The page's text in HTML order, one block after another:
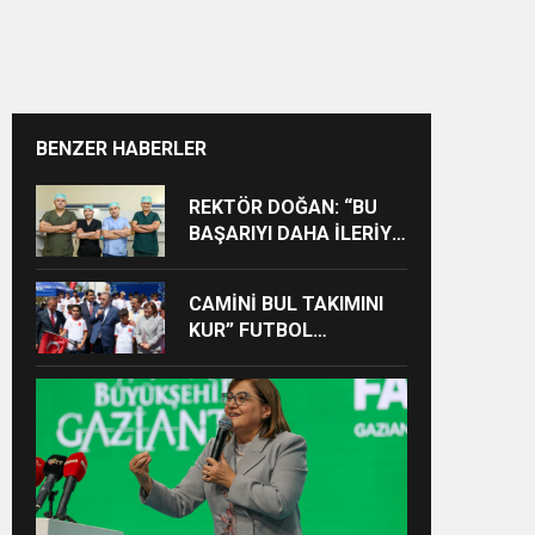
BENZER HABERLER
REKTÖR DOĞAN: “BU
BAŞARIYI DAHA İLERİYE
CAMİNİ BUL TAKIMINI
KUR” FUTBOL
TÜM ÖĞRENCİLERE
BİSİKLET HEDİYE EDİLDİ